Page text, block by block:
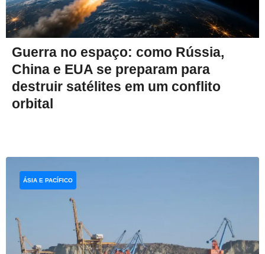
Guerra no espaço: como Rússia,
China e EUA se preparam para
destruir satélites em um conflito
orbital
ÁSIA E PACÍFICO